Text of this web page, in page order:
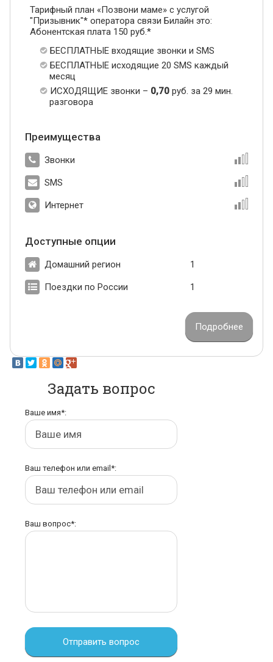
Тарифный план «Позвони маме» с услугой
"Призывник"* оператора связи Билайн это:
Абонентская плата 150 руб.*
БЕСПЛАТНЫЕ входящие звонки и SMS
БЕСПЛАТНЫЕ исходящие 20 SMS каждый
месяц
ИСХОДЯЩИЕ звонки – 0,70 руб. за 29 мин.
разговора
Преимущества
Звонки
SMS
Интернет
Доступные опции
Домашний регион 1
Поездки по России 1
Подробнее
Задать вопрос
Ваше имя*:
Ваш телефон или email*:
Ваш вопрос*:
Отправить вопрос